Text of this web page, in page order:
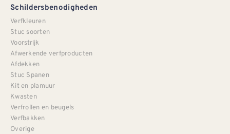
Schildersbenodigheden
Verfkleuren
Stuc soorten
Voorstrijk
Afwerkende verfproducten
Afdekken
Stuc Spanen
Kit en plamuur
Kwasten
Verfrollen en beugels
Verfbakken
Overige